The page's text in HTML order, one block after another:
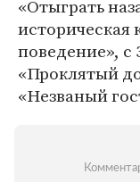
«Отыграть
историческая
поведение», с
«Проклятый
«Незваный